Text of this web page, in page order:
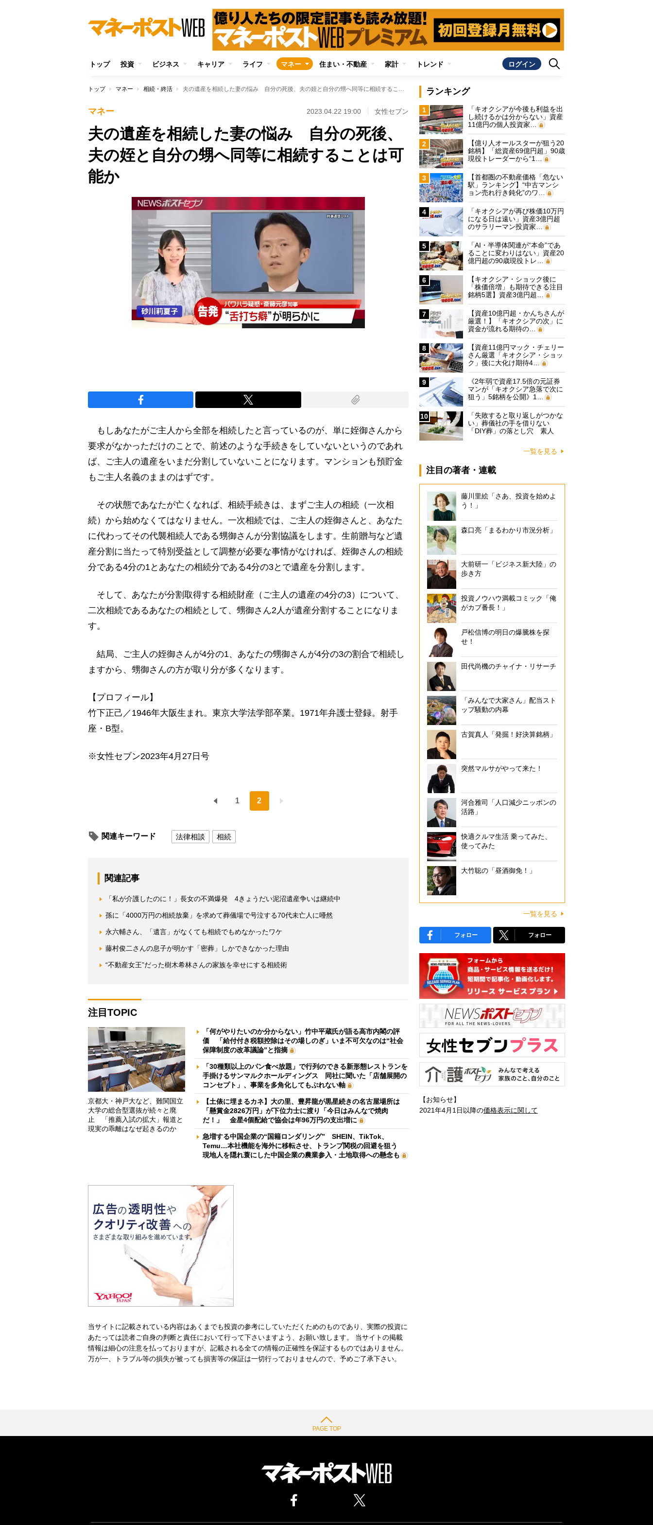
トップ 投資 ビジネス キャリア ライフ マネー 住まい・不動産 家計 トレンド ログイン
トップ マネー 相続・終活 夫の遺産を相続した妻の悩み 自分の死後、夫の姪と自分の甥へ同等に相続することは可能か
マネー 2023.04.22 19:00 女性セブン
夫の遺産を相続した妻の悩み 自分の死後、
夫の姪と自分の甥へ同等に相続することは可
能か
もしあなたがご主人から全部を相続したと言っているのが、単に姪御さんから
要求がなかっただけのことで、前述のような手続きをしていないというのであれ
ば、ご主人の遺産をいまだ分割していないことになります。マンションも預貯金
もご主人名義のままのはずです。
その状態であなたが亡くなれば、相続手続きは、まずご主人の相続（一次相
続）から始めなくてはなりません。一次相続では、ご主人の姪御さんと、あなた
に代わってその代襲相続人である甥御さんが分割協議をします。生前贈与など遺
産分割に当たって特別受益として調整が必要な事情がなければ、姪御さんの相続
分である4分の1とあなたの相続分である4分の3とで遺産を分割します。
そして、あなたが分割取得する相続財産（ご主人の遺産の4分の3）について、
二次相続であるあなたの相続として、甥御さん2人が遺産分割することになりま
す。
結局、ご主人の姪御さんが4分の1、あなたの甥御さんが4分の3の割合で相続し
ますから、甥御さんの方が取り分が多くなります。
【プロフィール】
竹下正己／1946年大阪生まれ。東京大学法学部卒業。1971年弁護士登録。射手
座・B型。
※女性セブン2023年4月27日号
1 2
関連キーワード 法律相談 相続
関連記事
「私が介護したのに！」長女の不満爆発 4きょうだい泥沼遺産争いは継続中
孫に「4000万円の相続放棄」を求めて葬儀場で号泣する70代未亡人に唖然
永六輔さん、「遺言」がなくても相続でもめなかったワケ
藤村俊二さんの息子が明かす「密葬」しかできなかった理由
“不動産女王”だった樹木希林さんの家族を幸せにする相続術
注目TOPIC
京都大・神戸大など、難関国立
大学の総合型選抜が続々と廃
止 「推薦入試の拡大」報道と
現実の乖離はなぜ起きるのか
「何がやりたいのか分からない」竹中平蔵氏が語る高市内閣の評
価 「給付付き税額控除はその場しのぎ」いま不可欠なのは“社会
保障制度の改革議論”と指摘
「30種類以上のパン食べ放題」で行列のできる新形態レストランを
手掛けるサンマルクホールディングス 同社に聞いた「店舗展開の
コンセプト」、事業を多角化してもぶれない軸
【土俵に埋まるカネ】大の里、豊昇龍が黒星続きの名古屋場所は
「懸賞金2826万円」が下位力士に渡り「今日はみんなで焼肉
だ！」 金星4個配給で協会は年96万円の支出増に
急増する中国企業の“国籍ロンダリング” SHEIN、TikTok、
Temu…本社機能を海外に移転させ、トランプ関税の回避を狙う
現地人を隠れ蓑にした中国企業の農業参入・土地取得への懸念も
当サイトに記載されている内容はあくまでも投資の参考にしていただくためのものであり、実際の投資に
あたっては読者ご自身の判断と責任において行って下さいますよう、お願い致します。 当サイトの掲載
情報は細心の注意を払っておりますが、記載される全ての情報の正確性を保証するものではありません。
万が一、トラブル等の損失が被っても損害等の保証は一切行っておりませんので、予めご了承下さい。
ランキング
1
「キオクシアが今後も利益を出
し続けるかは分からない」資産
11億円の個人投資家…
2
【億り人オールスターが狙う20
銘柄】「総資産69億円超」90歳
現役トレーダーから“1…
3
【首都圏の不動産価格「危ない
駅」ランキング】“中古マンシ
ョン売れ行き鈍化”のワ…
4
「キオクシアが再び株価10万円
になる日は遠い」資産3億円超
のサラリーマン投資家…
5
「AI・半導体関連が“本命”であ
ることに変わりはない」資産20
億円超の90歳現役トレ…
6
【キオクシア・ショック後に
「株価倍増」も期待できる注目
銘柄5選】資産3億円超…
7
【資産10億円超・かんちさんが
厳選！】「キオクシアの次」に
資金が流れる期待の…
8
【資産11億円マック・チェリー
さん厳選「キオクシア・ショッ
ク」後に大化け期待4…
9
《2年弱で資産17.5倍の元証券
マンが「キオクシア急落で次に
狙う」5銘柄を公開》1…
10
「失敗すると取り返しがつかな
い」葬儀社の手を借りない
「DIY葬」の落とし穴 素人
一覧を見る
注目の著者・連載
藤川里絵「さあ、投資を始めよ
う！」
森口亮「まるわかり市況分析」
大前研一「ビジネス新大陸」の
歩き方
投資ノウハウ満載コミック「俺
がカブ番長！」
戸松信博の明日の爆騰株を探
せ！
田代尚機のチャイナ・リサーチ
「みんなで大家さん」配当スト
ップ騒動の内幕
古賀真人「発掘！好決算銘柄」
突然マルサがやって来た！
河合雅司「人口減少ニッポンの
活路」
快適クルマ生活 乗ってみた、
使ってみた
大竹聡の「昼酒御免！」
一覧を見る
フォロー フォロー
【お知らせ】
2021年4月1日以降の価格表示に関して
PAGE TOP